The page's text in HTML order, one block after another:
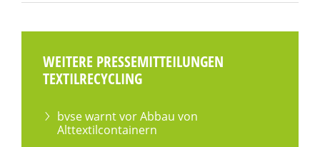
WEITERE PRESSEMITTEILUNGEN
TEXTILRECYCLING
bvse warnt vor Abbau von
Alttextilcontainern